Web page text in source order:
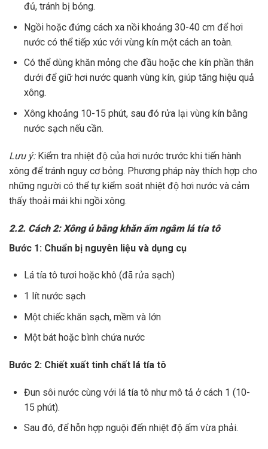
đủ, tránh bị bỏng.
Ngồi hoặc đứng cách xa nồi khoảng 30-40 cm để hơi
nước có thể tiếp xúc với vùng kín một cách an toàn.
Có thể dùng khăn mỏng che đầu hoặc che kín phần thân
dưới để giữ hơi nước quanh vùng kín, giúp tăng hiệu quả
xông.
Xông khoảng 10-15 phút, sau đó rửa lại vùng kín bằng
nước sạch nếu cần.
Lưu ý:Kiểm tra nhiệt độ của hơi nước trước khi tiến hành
xông để tránh nguy cơ bỏng. Phương pháp này thích hợp cho
những người có thể tự kiểm soát nhiệt độ hơi nước và cảm
thấy thoải mái khi ngồi xông.
2.2. Cách 2: Xông ủ bằng khăn ấm ngâm lá tía tô
Bước 1: Chuẩn bị nguyên liệu và dụng cụ
Lá tía tô tươi hoặc khô (đã rửa sạch)
1 lít nước sạch
Một chiếc khăn sạch, mềm và lớn
Một bát hoặc bình chứa nước
Bước 2: Chiết xuất tinh chất lá tía tô
Đun sôi nước cùng với lá tía tô như mô tả ở cách 1 (10-
15 phút).
Sau đó, để hỗn hợp nguội đến nhiệt độ ấm vừa phải.